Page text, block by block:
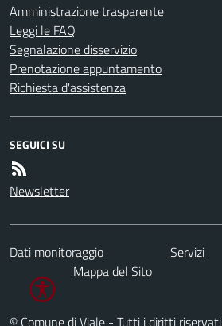
Amministrazione trasparente
Leggi le FAQ
Segnalazione disservizio
Prenotazione appuntamento
Richiesta d'assistenza
SEGUICI SU
Newsletter
Dati monitoraggio Servizi
Mappa del Sito
© Comune di Viale - Tutti i diritti riservati